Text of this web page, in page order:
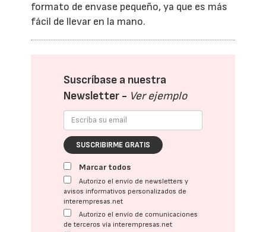
formato de envase pequeño, ya que es más
fácil de llevar en la mano.
Suscríbase a nuestra
Newsletter - Ver ejemplo
SUSCRIBIRME GRATIS
Marcar todos
Autorizo el envío de newsletters y
avisos informativos personalizados de
interempresas.net
Autorizo el envío de comunicaciones
de terceros vía interempresas.net